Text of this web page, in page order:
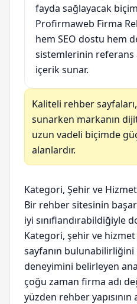
fayda sağlayacak
Profirmaweb Firma
hem SEO dostu hem
sistemlerinin referans
içerik sunar.
Kaliteli rehber
sunarken markanın
uzun vadeli biçimde
alanlardır.
Kategori, Şehir ve
Bir rehber sitesinin
iyi sınıflandırabildiğiyle
Kategori, şehir ve hizmet
sayfanın bulunabilirliğini
deneyimini belirleyen ana
çoğu zaman firma adı
yüzden rehber